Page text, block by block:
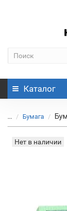
Каталог
... Бумага
Нет в наличии